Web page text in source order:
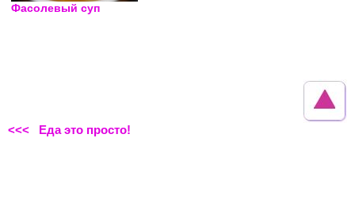
Фасолевый суп
<<< Еда это просто!